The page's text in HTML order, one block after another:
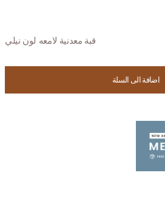
اضافة الى السلة
اضافة الى السلة
اضافة الى السلة
اضافة الى السلة
قبة معدنية لامعه لون نيلي